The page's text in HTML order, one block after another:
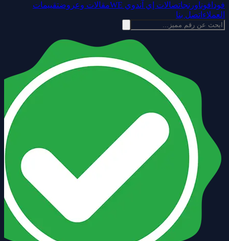
فودافوناورنجاتصالات إي آندوي WE مقالات وعروضتقييمات
العملاء اتصل بنا